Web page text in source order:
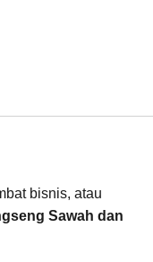
bisnis, atau
Sawah dan